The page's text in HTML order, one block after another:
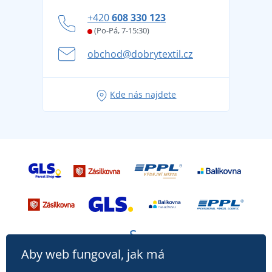
Věrnostní program BONTIS +
Letní dobrodružství začíná balením aneb připravte
se na dovolenou bez starostí
+420608 330 123
(Po-Pá, 7-15:30)
obchod@dobrytextil.cz
Kde nás najdete
Aby web fungoval, jak má